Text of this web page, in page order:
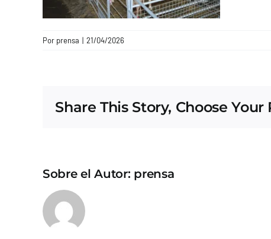
Por prensa | 21/04/2026
Share This Story, Choose
Sobre el Autor: prensa